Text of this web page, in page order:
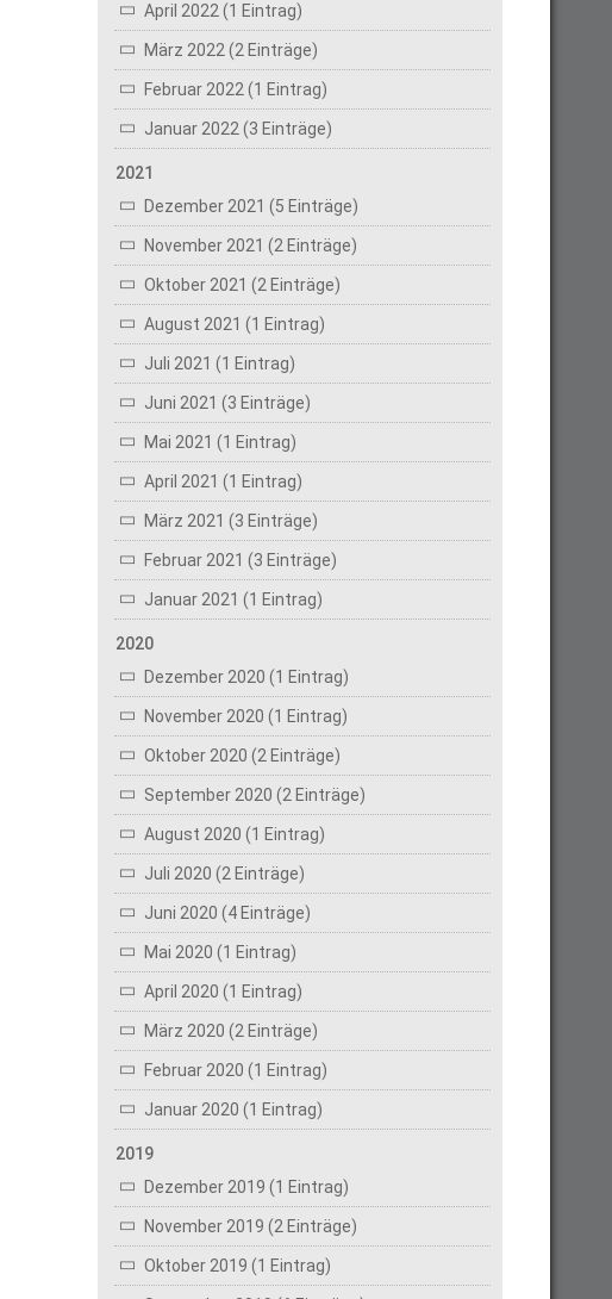
April 2022 (1 Eintrag)
März 2022 (2 Einträge)
Februar 2022 (1 Eintrag)
Januar 2022 (3 Einträge)
2021
Dezember 2021 (5 Einträge)
November 2021 (2 Einträge)
Oktober 2021 (2 Einträge)
August 2021 (1 Eintrag)
Juli 2021 (1 Eintrag)
Juni 2021 (3 Einträge)
Mai 2021 (1 Eintrag)
April 2021 (1 Eintrag)
März 2021 (3 Einträge)
Februar 2021 (3 Einträge)
Januar 2021 (1 Eintrag)
2020
Dezember 2020 (1 Eintrag)
November 2020 (1 Eintrag)
Oktober 2020 (2 Einträge)
September 2020 (2 Einträge)
August 2020 (1 Eintrag)
Juli 2020 (2 Einträge)
Juni 2020 (4 Einträge)
Mai 2020 (1 Eintrag)
April 2020 (1 Eintrag)
März 2020 (2 Einträge)
Februar 2020 (1 Eintrag)
Januar 2020 (1 Eintrag)
2019
Dezember 2019 (1 Eintrag)
November 2019 (2 Einträge)
Oktober 2019 (1 Eintrag)